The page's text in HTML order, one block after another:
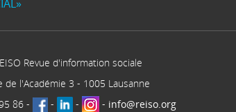
Revue d'information sociale
de l'Académie 3 - 1005 Lausanne
86 - - - - info@reiso.org